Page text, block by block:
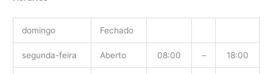
domingo Fechado
segunda-feira Aberto 08:00 – 18:00